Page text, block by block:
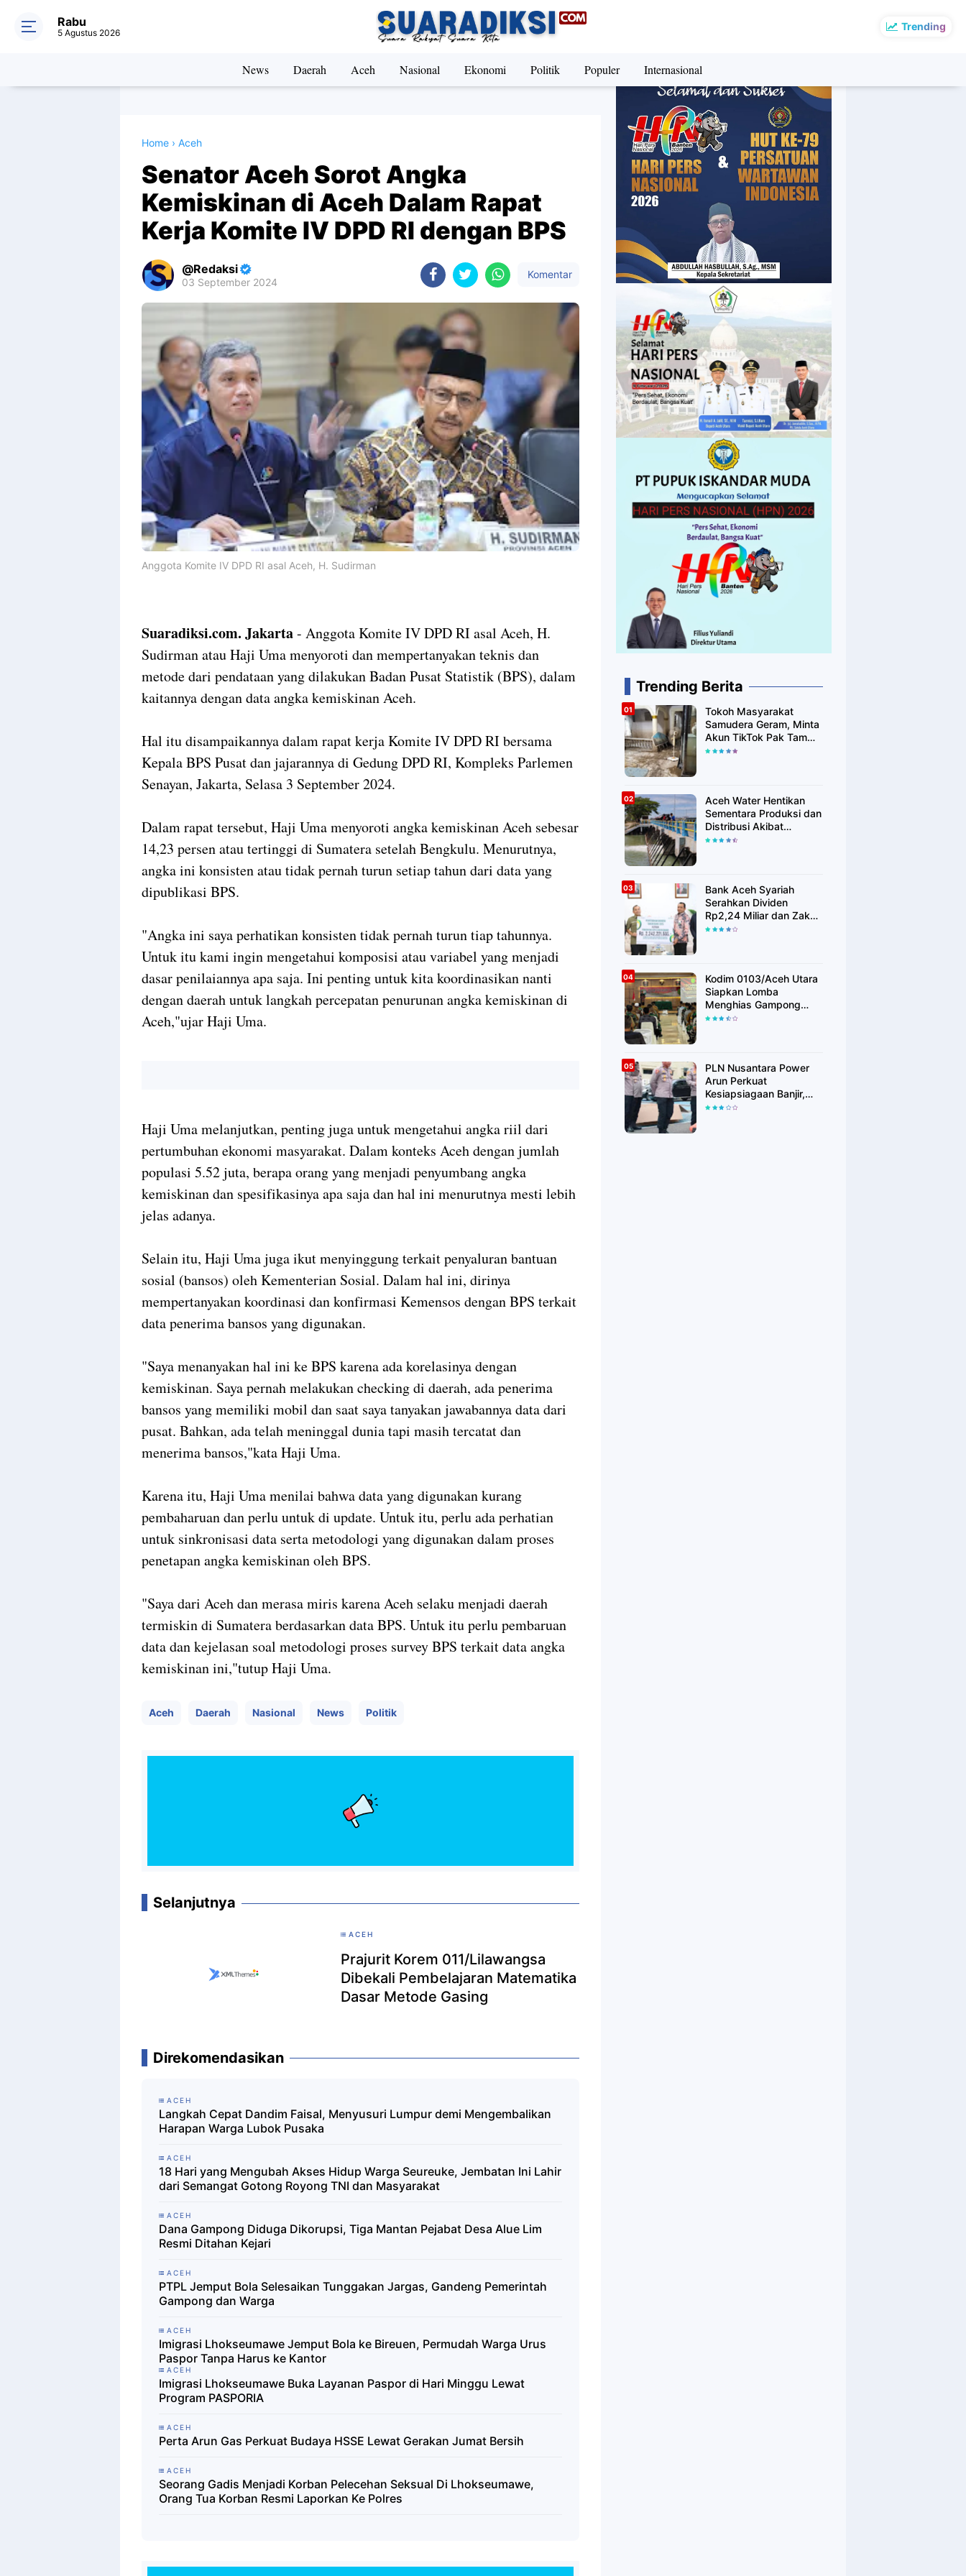
Trending
Rabu
5 Agustus 2026
News Daerah Aceh Nasional Ekonomi Politik Populer Internasional
Home › Aceh
Senator Aceh Sorot Angka
Kemiskinan di Aceh Dalam Rapat
Kerja Komite IV DPD RI dengan BPS
Redaksi
03 September 2024
Komentar
Premium
Raushan
Design
With
Shroff
Templates
Anggota Komite IV DPD RI asal Aceh, H. Sudirman
Suaradiksi.com. Jakarta- Anggota Komite IV DPD RI asal Aceh, H.
Sudirman atau Haji Uma menyoroti dan mempertanyakan teknis dan
metode dari pendataan yang dilakukan Badan Pusat Statistik (BPS), dalam
kaitannya dengan data angka kemiskinan Aceh.
Hal itu disampaikannya dalam rapat kerja Komite IV DPD RI bersama
Kepala BPS Pusat dan jajarannya di Gedung DPD RI, Kompleks Parlemen
Senayan, Jakarta, Selasa 3 September 2024.
Dalam rapat tersebut, Haji Uma menyoroti angka kemiskinan Aceh sebesar
14,23 persen atau tertinggi di Sumatera setelah Bengkulu. Menurutnya,
angka ini konsisten atau tidak pernah turun setiap tahun dari data yang
dipublikasi BPS.
"Angka ini saya perhatikan konsisten tidak pernah turun tiap tahunnya.
Untuk itu kami ingin mengetahui komposisi atau variabel yang menjadi
dasar penilaiannya apa saja. Ini penting untuk kita koordinasikan nanti
dengan daerah untuk langkah percepatan penurunan angka kemiskinan di
Aceh,"ujar Haji Uma.
Haji Uma melanjutkan, penting juga untuk mengetahui angka riil dari
pertumbuhan ekonomi masyarakat. Dalam konteks Aceh dengan jumlah
populasi 5.52 juta, berapa orang yang menjadi penyumbang angka
kemiskinan dan spesifikasinya apa saja dan hal ini menurutnya mesti lebih
jelas adanya.
Selain itu, Haji Uma juga ikut menyinggung terkait penyaluran bantuan
sosial (bansos) oleh Kementerian Sosial. Dalam hal ini, dirinya
mempertanyakan koordinasi dan konfirmasi Kemensos dengan BPS terkait
data penerima bansos yang digunakan.
"Saya menanyakan hal ini ke BPS karena ada korelasinya dengan
kemiskinan. Saya pernah melakukan checking di daerah, ada penerima
bansos yang memiliki mobil dan saat saya tanyakan jawabannya data dari
pusat. Bahkan, ada telah meninggal dunia tapi masih tercatat dan
menerima bansos,"kata Haji Uma.
Karena itu, Haji Uma menilai bahwa data yang digunakan kurang
pembaharuan dan perlu untuk di update. Untuk itu, perlu ada perhatian
untuk sinkronisasi data serta metodologi yang digunakan dalam proses
penetapan angka kemiskinan oleh BPS.
"Saya dari Aceh dan merasa miris karena Aceh selaku menjadi daerah
termiskin di Sumatera berdasarkan data BPS. Untuk itu perlu pembaruan
data dan kejelasan soal metodologi proses survey BPS terkait data angka
kemiskinan ini,"tutup Haji Uma.
Aceh Daerah Nasional News Politik
Selanjutnya
ACEH
Prajurit Korem 011/Lilawangsa
Dibekali Pembelajaran Matematika
Dasar Metode Gasing
Direkomendasikan
ACEH
Langkah Cepat Dandim Faisal, Menyusuri Lumpur demi Mengembalikan
Harapan Warga Lubok Pusaka
ACEH
18 Hari yang Mengubah Akses Hidup Warga Seureuke, Jembatan Ini Lahir
dari Semangat Gotong Royong TNI dan Masyarakat
ACEH
Dana Gampong Diduga Dikorupsi, Tiga Mantan Pejabat Desa Alue Lim
Resmi Ditahan Kejari
ACEH
PTPL Jemput Bola Selesaikan Tunggakan Jargas, Gandeng Pemerintah
Gampong dan Warga
ACEH
Imigrasi Lhokseumawe Jemput Bola ke Bireuen, Permudah Warga Urus
Paspor Tanpa Harus ke Kantor
ACEH
Imigrasi Lhokseumawe Buka Layanan Paspor di Hari Minggu Lewat
Program PASPORIA
ACEH
Perta Arun Gas Perkuat Budaya HSSE Lewat Gerakan Jumat Bersih
ACEH
Seorang Gadis Menjadi Korban Pelecehan Seksual Di Lhokseumawe,
Orang Tua Korban Resmi Laporkan Ke Polres
Trending Berita
Tokoh Masyarakat
Samudera Geram, Minta
Akun TikTok Pak Tam
Tak Tebar Harapan
Aceh Water Hentikan
Sementara Produksi dan
Distribusi Akibat
Fenomena Alam yang
Bank Aceh Syariah
Serahkan Dividen
Rp2,24 Miliar dan Zakat
Rp400 Juta kepada
Kodim 0103/Aceh Utara
Siapkan Lomba
Menghias Gampong
Berhadiah Rp100 Juta,
PLN Nusantara Power
Arun Perkuat
Kesiapsiagaan Banjir,
Polres Lhokseumawe